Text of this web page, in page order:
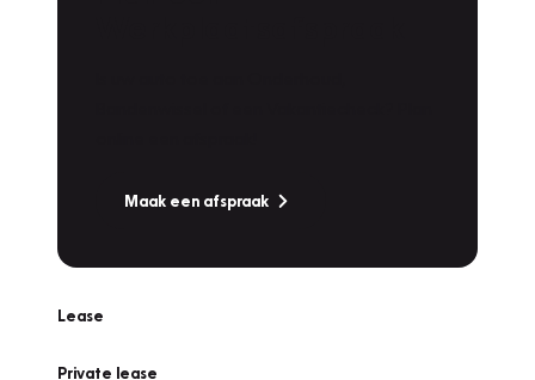
Maak een afspraak
Lease
Private lease